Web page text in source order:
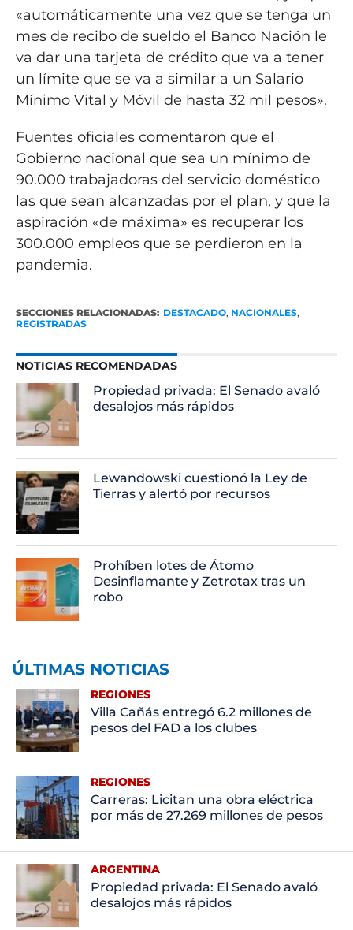
«automáticamente una vez que se tenga un
mes de recibo de sueldo el Banco Nación le
va dar una tarjeta de crédito que va a tener
un límite que se va a similar a un Salario
Mínimo Vital y Móvil de hasta 32 mil pesos».
Fuentes oficiales comentaron que el
Gobierno nacional que sea un mínimo de
90.000 trabajadoras del servicio doméstico
las que sean alcanzadas por el plan, y que la
aspiración «de máxima» es recuperar los
300.000 empleos que se perdieron en la
pandemia.
SECCIONES RELACIONADAS: DESTACADO, NACIONALES,
REGISTRADAS
NOTICIAS RECOMENDADAS
Propiedad privada: El Senado avaló
desalojos más rápidos
Lewandowski cuestionó la Ley de
Tierras y alertó por recursos
Prohíben lotes de Átomo
Desinflamante y Zetrotax tras un
robo
ÚLTIMAS NOTICIAS
REGIONES
Villa Cañás entregó 6.2 millones de
pesos del FAD a los clubes
REGIONES
Carreras: Licitan una obra eléctrica
por más de 27.269 millones de pesos
ARGENTINA
Propiedad privada: El Senado avaló
desalojos más rápidos